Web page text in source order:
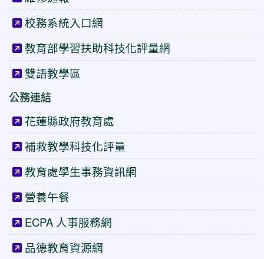
校務系統入口網
教育部學習扶助科技化評量網
雙語教學區
公務連結
花蓮縣政府教育處
補救教學科技化評量
教育處學生事務資訊網
營養午餐
ECPA 人事服務網
品德教育資源網